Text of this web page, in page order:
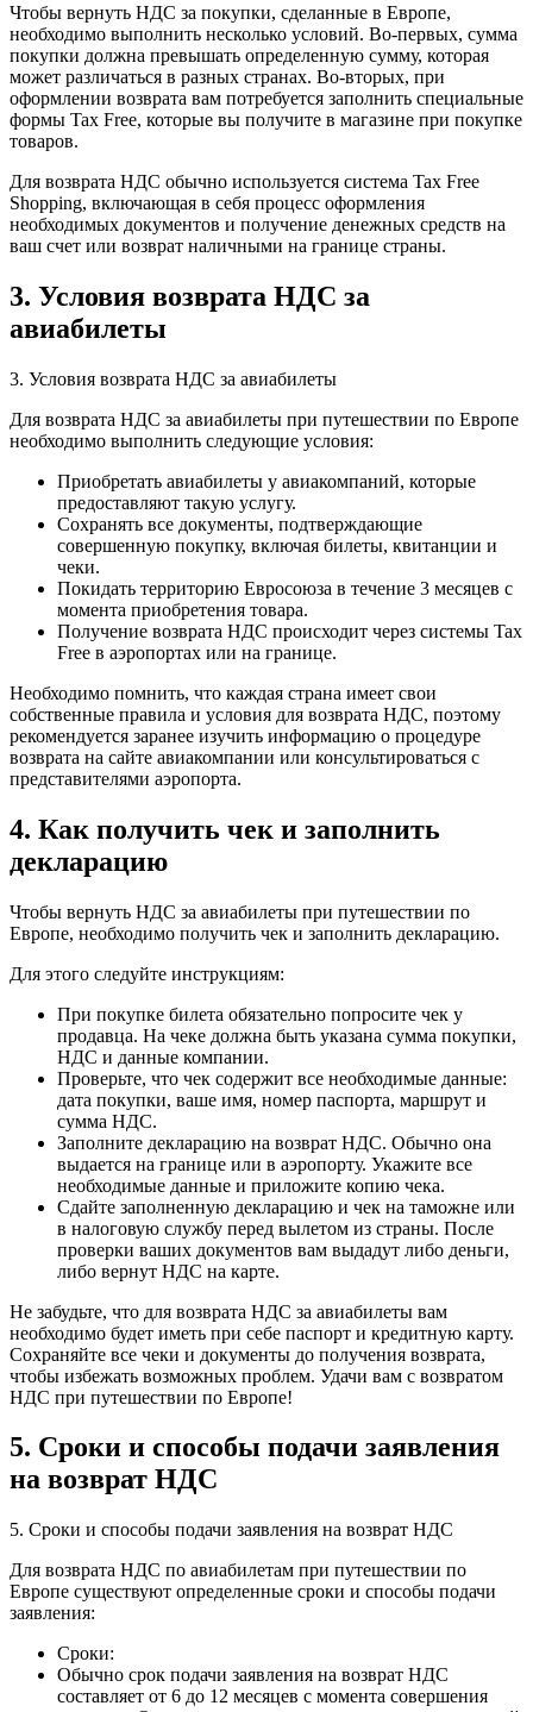
Чтобы вернуть НДС за покупки, сделанные в Европе,
необходимо выполнить несколько условий. Во-первых, сумма
покупки должна превышать определенную сумму, которая
может различаться в разных странах. Во-вторых, при
оформлении возврата вам потребуется заполнить специальные
формы Tax Free, которые вы получите в магазине при покупке
товаров.
Для возврата НДС обычно используется система Tax Free
Shopping, включающая в себя процесс оформления
необходимых документов и получение денежных средств на
ваш счет или возврат наличными на границе страны.
3. Условия возврата НДС за
авиабилеты
3. Условия возврата НДС за авиабилеты
Для возврата НДС за авиабилеты при путешествии по Европе
необходимо выполнить следующие условия:
Приобретать авиабилеты у авиакомпаний, которые
предоставляют такую услугу.
Сохранять все документы, подтверждающие
совершенную покупку, включая билеты, квитанции и
чеки.
Покидать территорию Евросоюза в течение 3 месяцев с
момента приобретения товара.
Получение возврата НДС происходит через системы Tax
Free в аэропортах или на границе.
Необходимо помнить, что каждая страна имеет свои
собственные правила и условия для возврата НДС, поэтому
рекомендуется заранее изучить информацию о процедуре
возврата на сайте авиакомпании или консультироваться с
представителями аэропорта.
4. Как получить чек и заполнить
декларацию
Чтобы вернуть НДС за авиабилеты при путешествии по
Европе, необходимо получить чек и заполнить декларацию.
Для этого следуйте инструкциям:
При покупке билета обязательно попросите чек у
продавца. На чеке должна быть указана сумма покупки,
НДС и данные компании.
Проверьте, что чек содержит все необходимые данные:
дата покупки, ваше имя, номер паспорта, маршрут и
сумма НДС.
Заполните декларацию на возврат НДС. Обычно она
выдается на границе или в аэропорту. Укажите все
необходимые данные и приложите копию чека.
Сдайте заполненную декларацию и чек на таможне или
в налоговую службу перед вылетом из страны. После
проверки ваших документов вам выдадут либо деньги,
либо вернут НДС на карте.
Не забудьте, что для возврата НДС за авиабилеты вам
необходимо будет иметь при себе паспорт и кредитную карту.
Сохраняйте все чеки и документы до получения возврата,
чтобы избежать возможных проблем. Удачи вам с возвратом
НДС при путешествии по Европе!
5. Сроки и способы подачи заявления
на возврат НДС
5. Сроки и способы подачи заявления на возврат НДС
Для возврата НДС по авиабилетам при путешествии по
Европе существуют определенные сроки и способы подачи
заявления:
Сроки:
Обычно срок подачи заявления на возврат НДС
составляет от 6 до 12 месяцев с момента совершения